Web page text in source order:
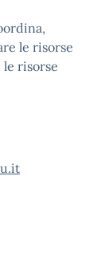
le risorse
le risorse